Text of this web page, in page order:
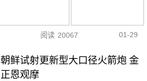
阅读 20067 01-29
朝鲜试射更新型大口径火箭炮 金
正恩观摩